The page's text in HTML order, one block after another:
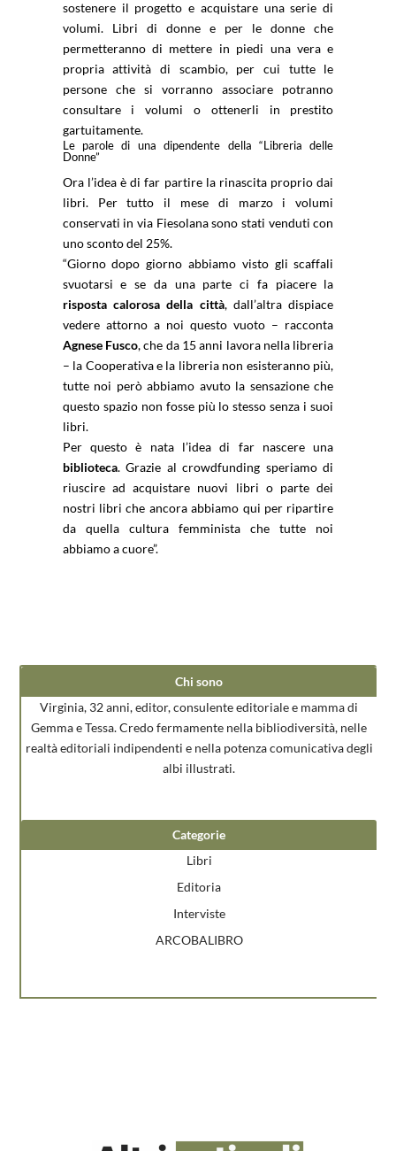
sostenere il progetto e acquistare una serie di
volumi. Libri di donne e per le donne che
permetteranno di mettere in piedi una vera e
propria attività di scambio, per cui tutte le
persone che si vorranno associare potranno
consultare i volumi o ottenerli in prestito
gartuitamente.
Le parole di una dipendente della “Libreria delle
Donne”
Ora l’idea è di far partire la rinascita proprio dai
libri. Per tutto il mese di marzo i volumi
conservati in via Fiesolana sono stati venduti con
uno sconto del 25%.
“Giorno dopo giorno abbiamo visto gli scaffali
svuotarsi e se da una parte ci fa piacere la
risposta calorosa della città, dall’altra dispiace
vedere attorno a noi questo vuoto – racconta
Agnese Fusco, che da 15 anni lavora nella libreria
– la Cooperativa e la libreria non esisteranno più,
tutte noi però abbiamo avuto la sensazione che
questo spazio non fosse più lo stesso senza i suoi
libri.
Per questo è nata l’idea di far nascere una
biblioteca. Grazie al crowdfunding speriamo di
riuscire ad acquistare nuovi libri o parte dei
nostri libri che ancora abbiamo qui per ripartire
da quella cultura femminista che tutte noi
abbiamo a cuore”.
Chi sono
Virginia, 32 anni, editor, consulente editoriale e mamma di
Gemma e Tessa. Credo fermamente nella bibliodiversità, nelle
realtà editoriali indipendenti e nella potenza comunicativa degli
albi illustrati.
Categorie
Libri
Editoria
Interviste
ARCOBALIBRO